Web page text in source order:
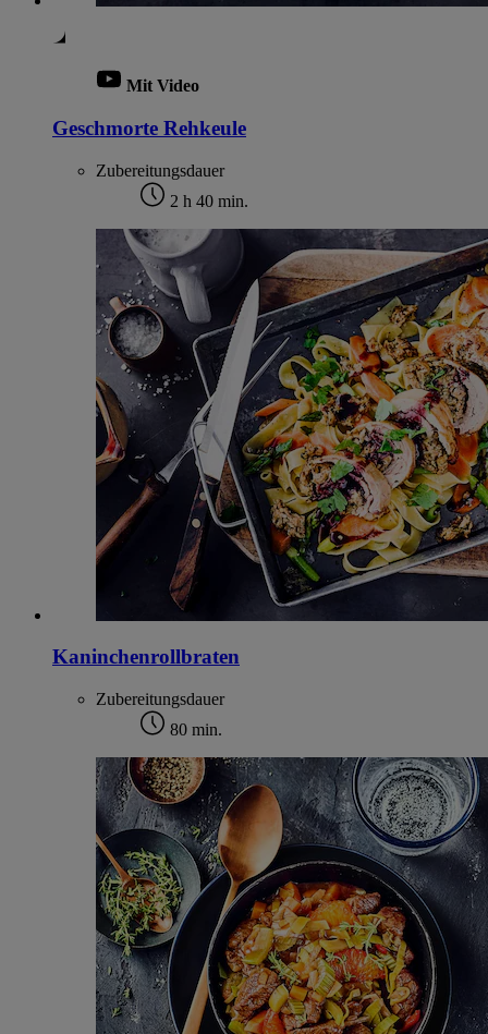
Mit Video
Geschmorte Rehkeule
Zubereitungsdauer
2 h 40 min.
Kaninchenrollbraten
Zubereitungsdauer
80 min.